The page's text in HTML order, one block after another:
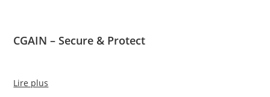
CGAIN – Secure & Protect
Lire plus